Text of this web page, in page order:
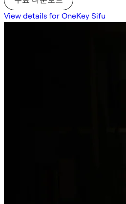
View details for OneKey Sifu